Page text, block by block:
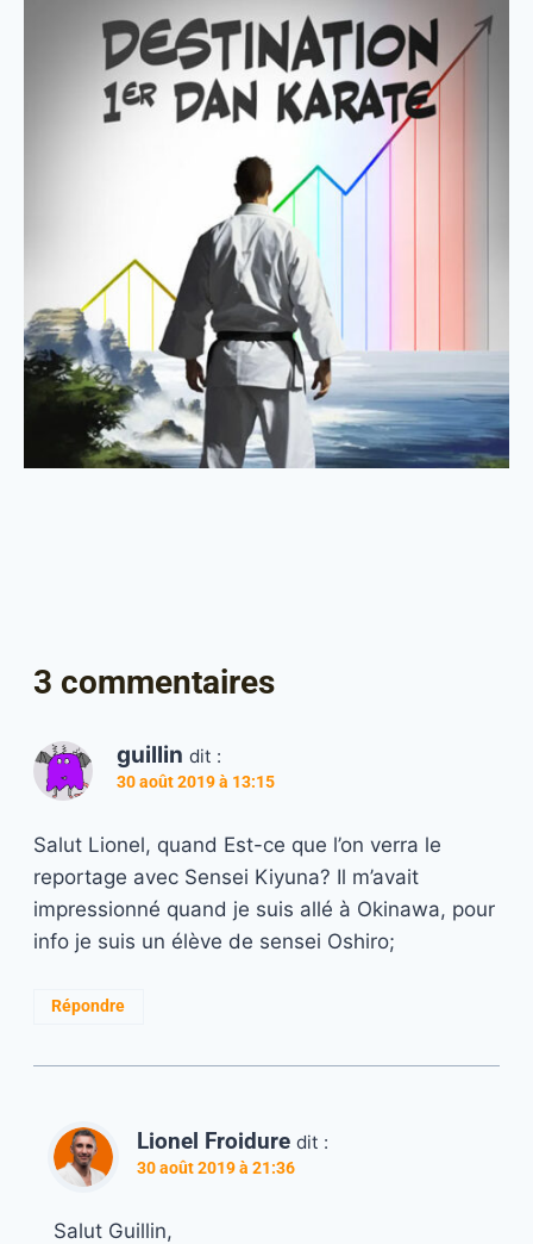
3 commentaires
guillin dit :
30 août 2019 à 13:15
Salut Lionel, quand Est-ce que l’on verra le
reportage avec Sensei Kiyuna? Il m’avait
impressionné quand je suis allé à Okinawa, pour
info je suis un élève de sensei Oshiro;
Répondre
Lionel Froidure dit :
30 août 2019 à 21:36
Salut Guillin,